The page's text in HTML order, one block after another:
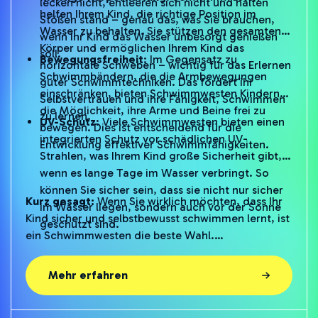
Stößen stand – genau das, was Sie brauchen,
wenn Ihr Kind das Wasser unbesorgt genießen
soll.
Wasser zu behalten. Sie stützen den gesamten
Körper und ermöglichen Ihrem Kind das
horizontale Schweben – wichtig für das Erlernen
guter Schwimmtechniken. Das fördert ihr
Selbstvertrauen und ihre Fähigkeit, Schwimmen
zu lernen.
Bewegungsfreiheit: Im Gegensatz zu
Schwimmbändern, die die Armbewegungen
einschränken, bieten Schwimmwesten Kindern
die Möglichkeit, ihre Arme und Beine frei zu
bewegen. Dies ist entscheidend für die
Entwicklung effektiver Schwimmfähigkeiten.
UV-Schutz: Viele Schwimmwesten bieten einen
integrierten Schutz vor schädlichen UV-
Strahlen, was Ihrem Kind große Sicherheit gibt,
wenn es lange Tage im Wasser verbringt. So
können Sie sicher sein, dass sie nicht nur sicher
im Wasser liegen, sondern auch vor der Sonne
geschützt sind.
Kurz gesagt: Wenn Sie wirklich möchten, dass Ihr
Kind sicher und selbstbewusst schwimmen lernt, ist
ein Schwimmwesten die beste Wahl.
Schwimmarmbänder mögen vertraut und praktisch
erscheinen, aber sie bieten nicht die Sicherheit,
Haltbarkeit und Unterstützung, die ein
Schwimmwesten bietet. Als Eltern wollen Sie nur
Mehr erfahren